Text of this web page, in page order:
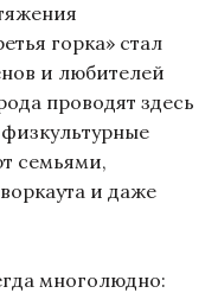
горка» стал
и любителей
проводят здесь
семьями,
и даже
многолюдно: